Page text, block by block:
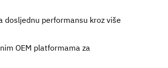
dosljednu performansu kroz više
OEM platformama za